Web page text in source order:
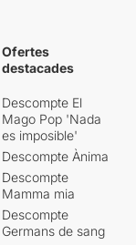
Ofertes
destacades
Descompte El
Mago Pop 'Nada
es imposible'
Descompte Ànima
Descompte
Mamma mia
Descompte
Germans de sang